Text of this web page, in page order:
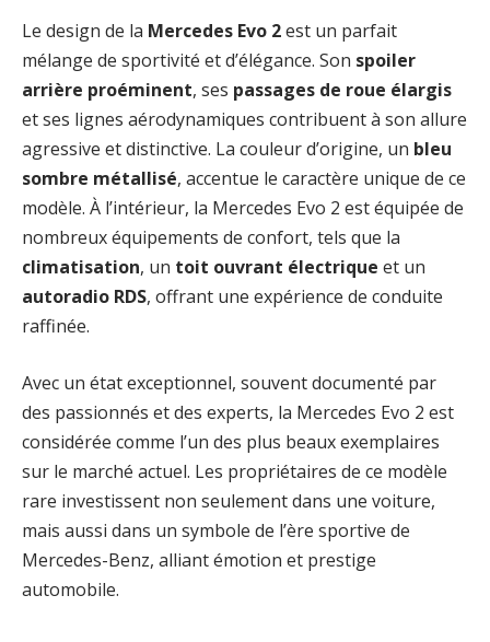
Le design de la Mercedes Evo 2est un parfait
mélange de sportivité et d’élégance. Son spoiler
arrière proéminent, ses passages de roue élargis
et ses lignes aérodynamiques contribuent à son allure
agressive et distinctive. La couleur d’origine, un bleu
sombre métallisé, accentue le caractère unique de ce
modèle. À l’intérieur, la Mercedes Evo 2 est équipée de
nombreux équipements de confort, tels que la
climatisation, un toit ouvrant électrique et un
autoradio RDS, offrant une expérience de conduite
raffinée.
Avec un état exceptionnel, souvent documenté par
des passionnés et des experts, la Mercedes Evo 2 est
considérée comme l’un des plus beaux exemplaires
sur le marché actuel. Les propriétaires de ce modèle
rare investissent non seulement dans une voiture,
mais aussi dans un symbole de l’ère sportive de
Mercedes-Benz, alliant émotion et prestige
automobile.